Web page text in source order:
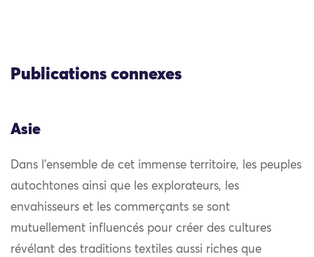
Publications connexes
Asie
Dans l’ensemble de cet immense territoire, les peuples
autochtones ainsi que les explorateurs, les
envahisseurs et les commerçants se sont
mutuellement influencés pour créer des cultures
révélant des traditions textiles aussi riches que